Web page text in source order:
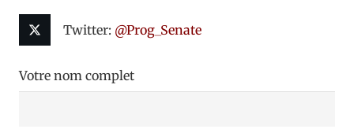
Twitter: @Prog_Senate
Votre nom complet